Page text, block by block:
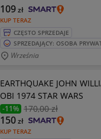
KUP TERAZ
109zł
CZĘSTO SPRZEDAJE
SPRZEDAJĄCY: OSOBA
Września
EARTHQUAKE JOHN
OBI 1974 STAR WARS
-11% 170,00 zł
KUP TERAZ
150zł